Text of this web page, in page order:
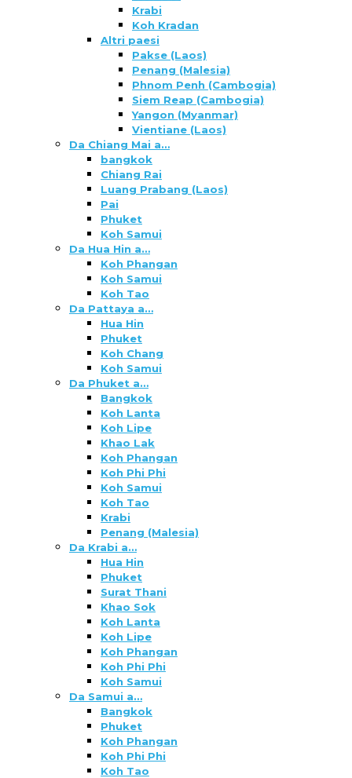
Krabi
Koh Kradan
Altri paesi
Pakse (Laos)
Penang (Malesia)
Phnom Penh (Cambogia)
Siem Reap (Cambogia)
Yangon (Myanmar)
Vientiane (Laos)
Da Chiang Mai a…
bangkok
Chiang Rai
Luang Prabang (Laos)
Pai
Phuket
Koh Samui
Da Hua Hin a…
Koh Phangan
Koh Samui
Koh Tao
Da Pattaya a…
Hua Hin
Phuket
Koh Chang
Koh Samui
Da Phuket a…
Bangkok
Koh Lanta
Koh Lipe
Khao Lak
Koh Phangan
Koh Phi Phi
Koh Samui
Koh Tao
Krabi
Penang (Malesia)
Da Krabi a…
Hua Hin
Phuket
Surat Thani
Khao Sok
Koh Lanta
Koh Lipe
Koh Phangan
Koh Phi Phi
Koh Samui
Da Samui a…
Bangkok
Phuket
Koh Phangan
Koh Phi Phi
Koh Tao